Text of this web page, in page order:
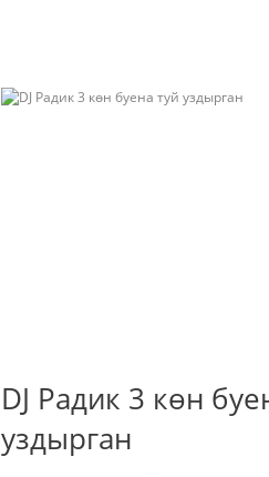
DJ Радик 3 көн
уздырган